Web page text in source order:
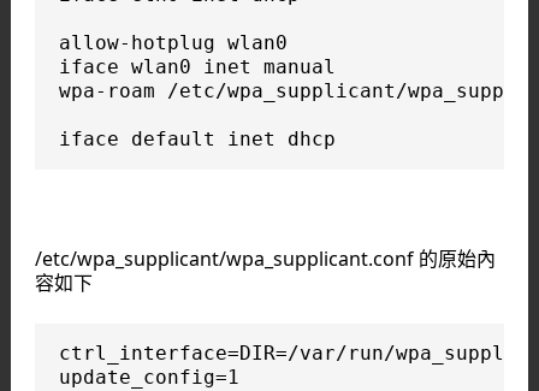
allow-hotplug wlan0
iface wlan0 inet manual
wpa-roam /etc/wpa_supplicant/
iface default inet dhcp
/etc/wpa_supplicant/wpa_supplicant.conf 的原始內
容如下
ctrl_interface=DIR=/var/run/
update_config=1